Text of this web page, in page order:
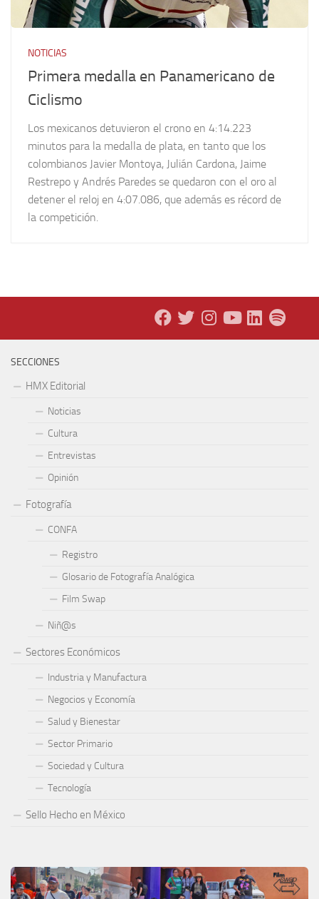
NOTICIAS
Primera medalla en Panamericano de
Ciclismo
Los mexicanos detuvieron el crono en 4:14.223
minutos para la medalla de plata, en tanto que los
colombianos Javier Montoya, Julián Cardona, Jaime
Restrepo y Andrés Paredes se quedaron con el oro al
detener el reloj en 4:07.086, que además es récord de
la competición.
SECCIONES
HMX Editorial
Noticias
Cultura
Entrevistas
Opinión
Fotografía
CONFA
Registro
Glosario de Fotografía Analógica
Film Swap
Niñ@s
Sectores Económicos
Industria y Manufactura
Negocios y Economía
Salud y Bienestar
Sector Primario
Sociedad y Cultura
Tecnología
Sello Hecho en México